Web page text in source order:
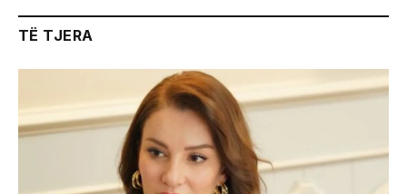
TË TJERA